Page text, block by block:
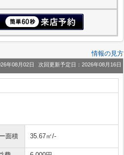
情報の見方
年08月02日 次回更新予定日：2026年08月16日
面積 35.67㎡/-